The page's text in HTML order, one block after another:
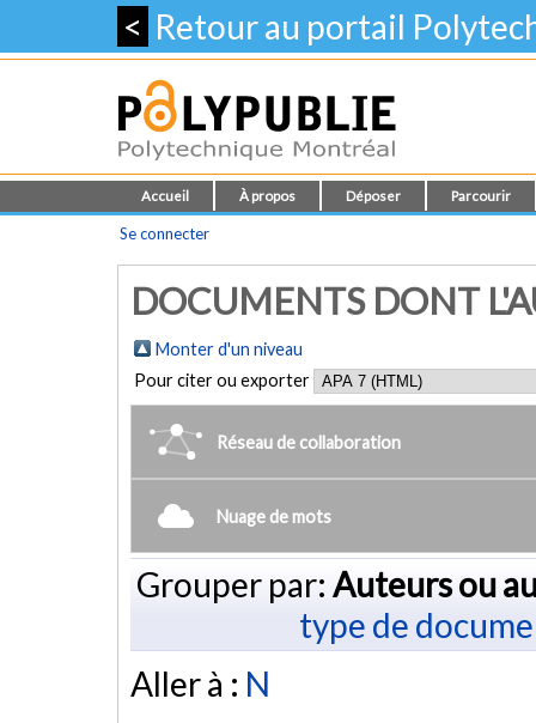
< Retour au portail
Accueil À propos Déposer Parcourir
Se connecter
DOCUMENTS DONT
Monter d'un niveau
Pour citer ou exporter
Réseau de collaboration
Nuage de mots
Grouper par: Auteurs ou
type de
Aller à : N